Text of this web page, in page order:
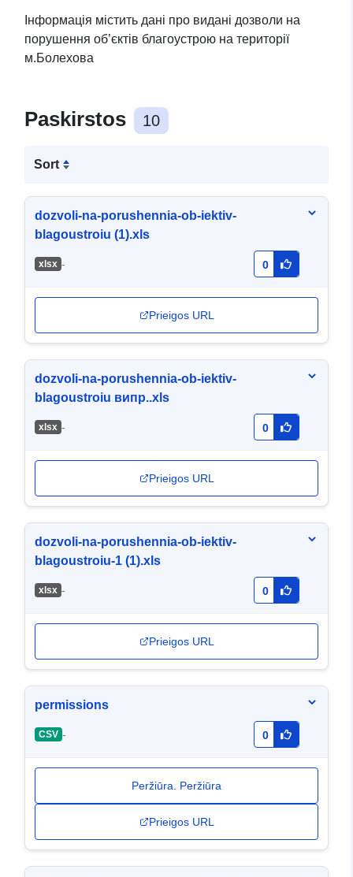
Інформація містить дані про видані дозволи на
порушення об’єктів благоустрою на території
м.Болехова
Paskirstos 10
Sort
dozvoli-na-porushennia-ob-iektiv-
blagoustroiu (1).xls
хlsx - 0
Prieigos URL
dozvoli-na-porushennia-ob-iektiv-
blagoustroiu випр..xls
хlsx - 0
Prieigos URL
dozvoli-na-porushennia-ob-iektiv-
blagoustroiu-1 (1).xls
хlsx - 0
Prieigos URL
permissions
CSV - 0
Peržiūra. Peržiūra
Prieigos URL